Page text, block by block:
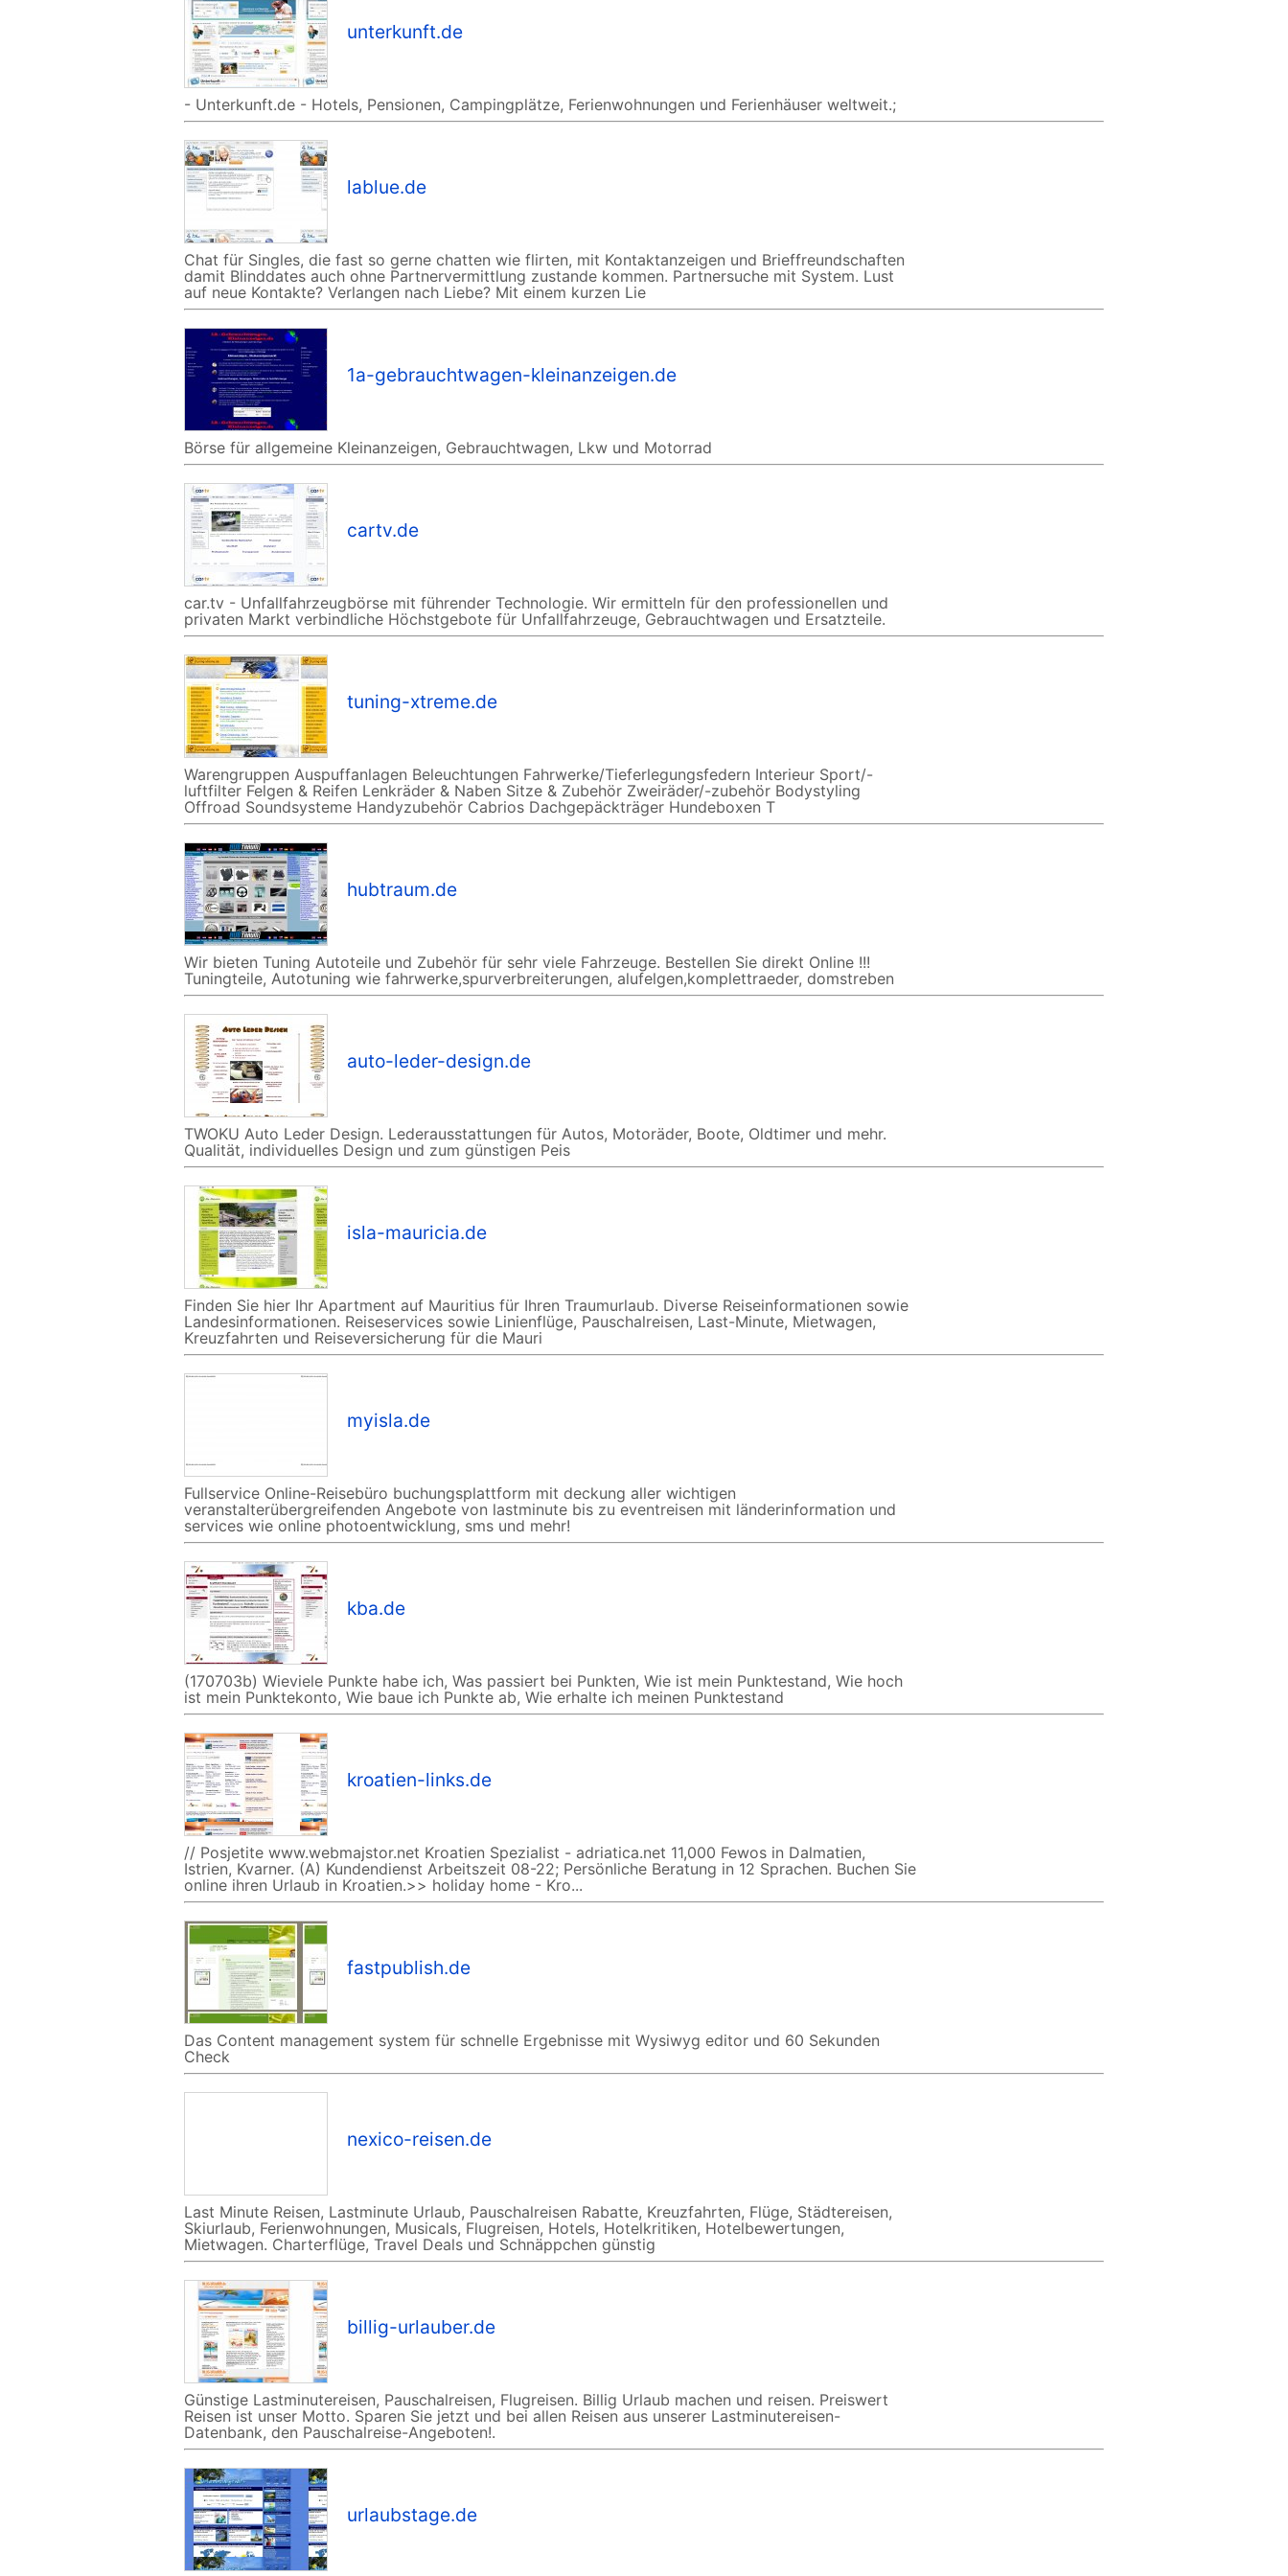
unterkunft.de
- Unterkunft.de - Hotels, Pensionen, Campingplätze, Ferienwohnungen und Ferienhäuser weltweit.;
lablue.de
Chat für Singles, die fast so gerne chatten wie flirten, mit Kontaktanzeigen und Brieffreundschaften
damit Blinddates auch ohne Partnervermittlung zustande kommen. Partnersuche mit System. Lust
auf neue Kontakte? Verlangen nach Liebe? Mit einem kurzen Lie
1a-gebrauchtwagen-kleinanzeigen.de
Börse für allgemeine Kleinanzeigen, Gebrauchtwagen, Lkw und Motorrad
cartv.de
car.tv - Unfallfahrzeugbörse mit führender Technologie. Wir ermitteln für den professionellen und
privaten Markt verbindliche Höchstgebote für Unfallfahrzeuge, Gebrauchtwagen und Ersatzteile.
tuning-xtreme.de
Warengruppen Auspuffanlagen Beleuchtungen Fahrwerke/Tieferlegungsfedern Interieur Sport/-
luftfilter Felgen & Reifen Lenkräder & Naben Sitze & Zubehör Zweiräder/-zubehör Bodystyling
Offroad Soundsysteme Handyzubehör Cabrios Dachgepäckträger Hundeboxen T
hubtraum.de
Wir bieten Tuning Autoteile und Zubehör für sehr viele Fahrzeuge. Bestellen Sie direkt Online !!!
Tuningteile, Autotuning wie fahrwerke,spurverbreiterungen, alufelgen,komplettraeder, domstreben
auto-leder-design.de
TWOKU Auto Leder Design. Lederausstattungen für Autos, Motoräder, Boote, Oldtimer und mehr.
Qualität, individuelles Design und zum günstigen Peis
isla-mauricia.de
Finden Sie hier Ihr Apartment auf Mauritius für Ihren Traumurlaub. Diverse Reiseinformationen sowie
Landesinformationen. Reiseservices sowie Linienflüge, Pauschalreisen, Last-Minute, Mietwagen,
Kreuzfahrten und Reiseversicherung für die Mauri
myisla.de
Fullservice Online-Reisebüro buchungsplattform mit deckung aller wichtigen
veranstalterübergreifenden Angebote von lastminute bis zu eventreisen mit länderinformation und
services wie online photoentwicklung, sms und mehr!
kba.de
(170703b) Wieviele Punkte habe ich, Was passiert bei Punkten, Wie ist mein Punktestand, Wie hoch
ist mein Punktekonto, Wie baue ich Punkte ab, Wie erhalte ich meinen Punktestand
kroatien-links.de
// Posjetite www.webmajstor.net Kroatien Spezialist - adriatica.net 11,000 Fewos in Dalmatien,
Istrien, Kvarner. (A) Kundendienst Arbeitszeit 08-22; Persönliche Beratung in 12 Sprachen. Buchen Sie
online ihren Urlaub in Kroatien.>> holiday home - Kro...
fastpublish.de
Das Content management system für schnelle Ergebnisse mit Wysiwyg editor und 60 Sekunden
Check
nexico-reisen.de
Last Minute Reisen, Lastminute Urlaub, Pauschalreisen Rabatte, Kreuzfahrten, Flüge, Städtereisen,
Skiurlaub, Ferienwohnungen, Musicals, Flugreisen, Hotels, Hotelkritiken, Hotelbewertungen,
Mietwagen. Charterflüge, Travel Deals und Schnäppchen günstig
billig-urlauber.de
Günstige Lastminutereisen, Pauschalreisen, Flugreisen. Billig Urlaub machen und reisen. Preiswert
Reisen ist unser Motto. Sparen Sie jetzt und bei allen Reisen aus unserer Lastminutereisen-
Datenbank, den Pauschalreise-Angeboten!.
urlaubstage.de